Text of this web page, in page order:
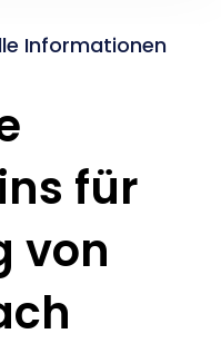
Informationen
für
von